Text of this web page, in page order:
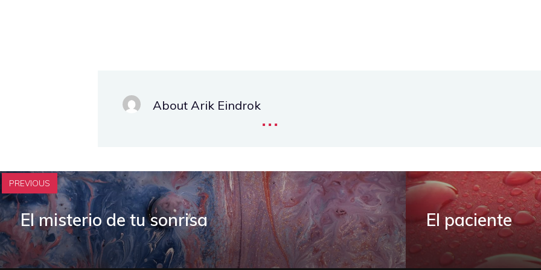
About Arik Eindrok...
PREVIOUS
El misterio de tu sonrisa El paciente